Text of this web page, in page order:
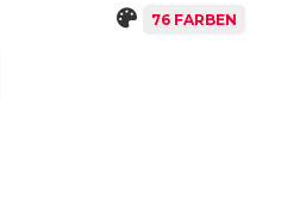
76 FARBEN